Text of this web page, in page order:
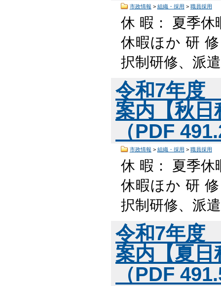
市政情報 > 組織・採用 > 職員採用
休 暇： 夏季休
休暇ほか 研
択制研修、派
令和7年度
案内【秋
（PDF
市政情報 > 組織・採用 > 職員採用
休 暇： 夏季休
休暇ほか 研
択制研修、派
令和7年度
案内【夏
（PDF